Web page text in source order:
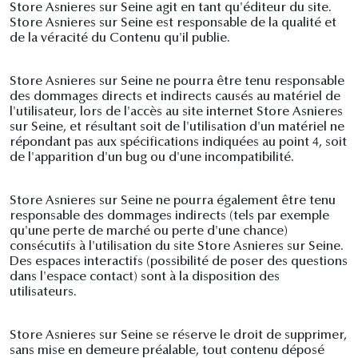
Store Asnieres sur Seine agit en tant qu'éditeur du site.
Store Asnieres sur Seine est responsable de la qualité et
de la véracité du Contenu qu'il publie.
Store Asnieres sur Seine ne pourra être tenu responsable
des dommages directs et indirects causés au matériel de
l'utilisateur, lors de l'accès au site internet Store Asnieres
sur Seine, et résultant soit de l'utilisation d'un matériel ne
répondant pas aux spécifications indiquées au point 4, soit
de l'apparition d'un bug ou d'une incompatibilité.
Store Asnieres sur Seine ne pourra également être tenu
responsable des dommages indirects (tels par exemple
qu'une perte de marché ou perte d'une chance)
consécutifs à l'utilisation du site Store Asnieres sur Seine.
Des espaces interactifs (possibilité de poser des questions
dans l'espace contact) sont à la disposition des
utilisateurs.
Store Asnieres sur Seine se réserve le droit de supprimer,
sans mise en demeure préalable, tout contenu déposé